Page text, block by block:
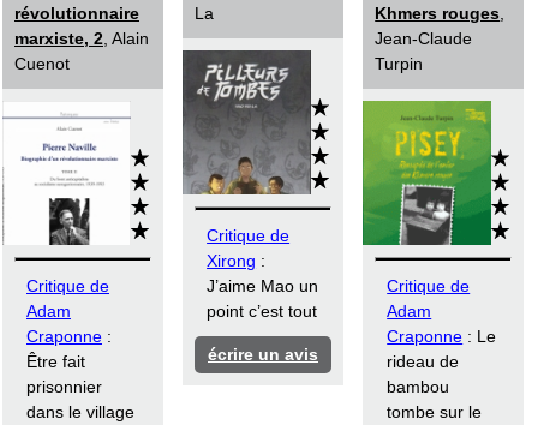
révolutionnaire
marxiste, 2 , Alain
Cuenot
Critique de
Adam
Craponne :
Être fait
prisonnier
dans le village
La
Critique de
Xirong :
J’aime Mao un
point c’est tout
écrire un avis
Khmers rouges
Jean-Claude
Turpin
Critique de
Adam
Craponne : Le
rideau de
bambou
tombe sur le